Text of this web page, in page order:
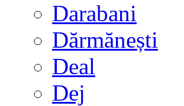
Darabani
Dărmănești
Deal
Dej